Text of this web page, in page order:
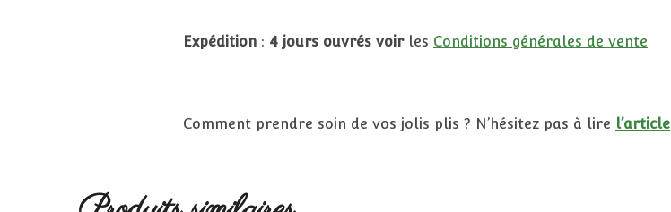
Expédition : 4 jours ouvrés voirles Conditions générales de vente
Comment prendre soin de vos jolis plis ? N’hésitez pas à lire l’article